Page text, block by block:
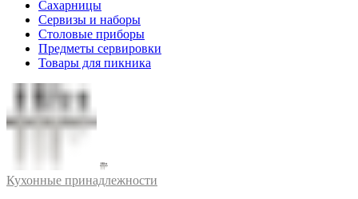
Сахарницы
Сервизы и наборы
Столовые приборы
Предметы сервировки
Товары для пикника
Кухонные принадлежности